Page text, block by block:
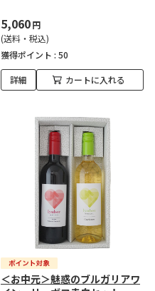
5,060円
(送料・税込)
獲得ポイント : 50
詳細 カートに入れる
＜お中元＞魅惑のブルガリアワ